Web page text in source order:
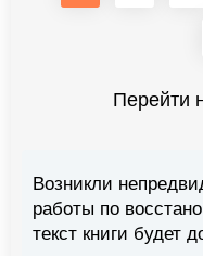
Перейти
Возникли
работы по
текст книги будет